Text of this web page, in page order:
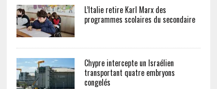
L’Italie retire Karl Marx des
programmes scolaires du secondaire
Chypre intercepte un Israélien
transportant quatre embryons
congelés